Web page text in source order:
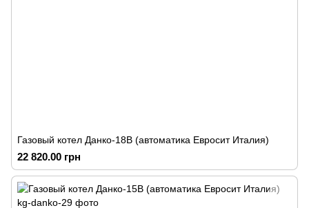
Газовый котел Данко-18В (автоматика Евросит Италия)
22 820.00 грн